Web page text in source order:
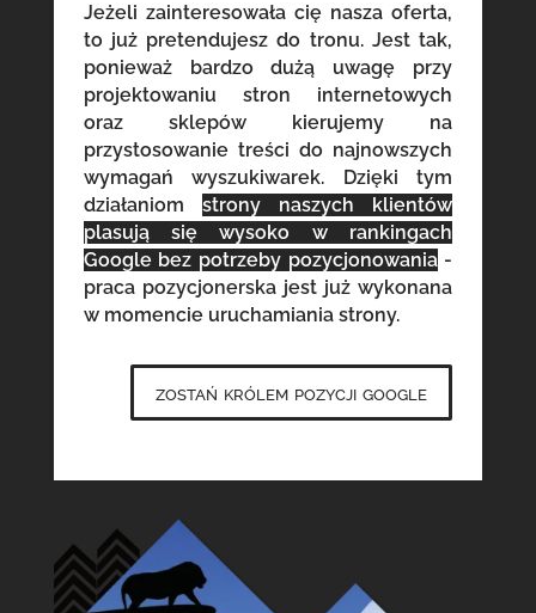
Jeżeli zainteresowała cię nasza oferta,
to już pretendujesz do tronu. Jest tak,
ponieważ bardzo dużą uwagę przy
projektowaniu stron internetowych
oraz sklepów kierujemy na
przystosowanie treści do najnowszych
wymagań wyszukiwarek. Dzięki tym
działaniom strony naszych klientów
plasują się wysoko w rankingach
Google bez potrzeby pozycjonowania-
praca pozycjonerska jest już wykonana
w momencie uruchamiania strony.
zostań królem pozycji google